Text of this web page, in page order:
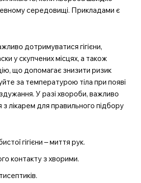
середовищі. Прикладами є
дотримуватися гігієни,
у скупчених місцях, а також
що допомагає знизити ризик
за температурою тіла при появі
У разі хвороби, важливо
лікарем для правильного підбору
гігієни – миття рук.
контакту з хворими.